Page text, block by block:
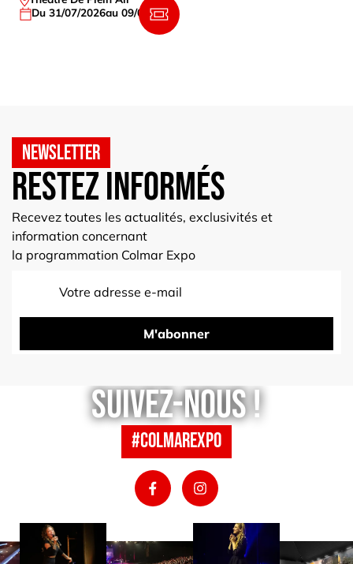
Du 31/07/2026au 09/08/2026
Newsletter
Restez informés
Recevez toutes les actualités, exclusivités et
information concernant
la programmation Colmar Expo
M'abonner
Suivez-nous !
#colmarexpo